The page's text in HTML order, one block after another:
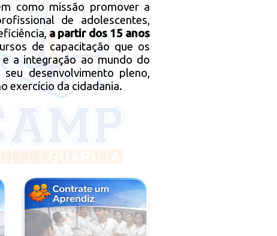
como missão promover a
de adolescentes,
a partir dos 15 anos
de capacitação que os
a integração ao mundo do
desenvolvimento pleno,
exercício da cidadania.